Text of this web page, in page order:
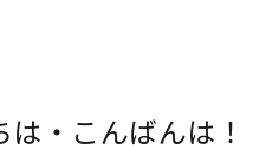
・こんばんは！